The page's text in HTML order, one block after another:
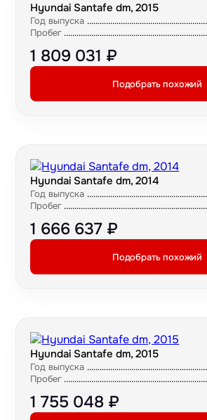
Hyundai Santafe dm, 2015
Год выпуска
Пробег
1 809 031 ₽
Подобрать похожий
Hyundai Santafe dm, 2014
Год выпуска
Пробег
1 666 637 ₽
Подобрать похожий
Hyundai Santafe dm, 2015
Год выпуска
Пробег
1 755 048 ₽